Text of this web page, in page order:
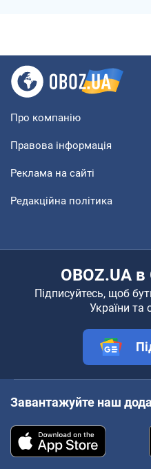
Про компанію
Правова інформація
Реклама на сайті
Редакційна політика
OBOZ.UA
Підписуйтесь, щоб
України та
Завантажуйте наш